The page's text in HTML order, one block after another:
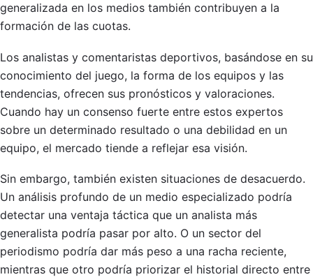
generalizada en los medios también contribuyen a la
formación de las cuotas.
Los analistas y comentaristas deportivos, basándose en su
conocimiento del juego, la forma de los equipos y las
tendencias, ofrecen sus pronósticos y valoraciones.
Cuando hay un consenso fuerte entre estos expertos
sobre un determinado resultado o una debilidad en un
equipo, el mercado tiende a reflejar esa visión.
Sin embargo, también existen situaciones de desacuerdo.
Un análisis profundo de un medio especializado podría
detectar una ventaja táctica que un analista más
generalista podría pasar por alto. O un sector del
periodismo podría dar más peso a una racha reciente,
mientras que otro podría priorizar el historial directo entre